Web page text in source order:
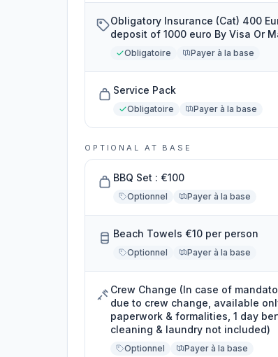
Obligatory Insurance (Cat) 400
deposit of 1000 euro By Visa Or
Obligatoire Payer à la base
Service Pack
Obligatoire Payer à la base
OPTIONAL AT BASE
BBQ Set : €100
Optionnel Payer à la base
Beach Towels €10 per person
Optionnel Payer à la base
Crew Change (In case of
due to crew change, available
paperwork & formalities, 1 day
cleaning & laundry not included)
Optionnel Payer à la base